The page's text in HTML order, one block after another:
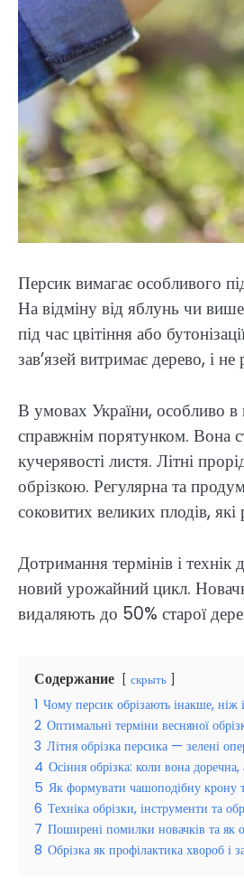
Персик вимагає особливого
На відміну від яблунь чи
під час цвітіння або
зав’язей витримає дерево, і
В умовах України, особливо в
справжнім порятунком. Вона
кучерявості листя. Літні
обрізкою. Регулярна та
соковитих великих плодів,
Дотримання термінів і
новий урожайний цикл.
видаляють до 50% старої
Содержание скрыть
1 Чому персик обрізають інакше, ніж
2 Оптимальні терміни весняної
3 Літня обрізка персика — зелені
4 Осіння обрізка: коли вона
5 Як формувати чашоподібну крону
6 Техніка обрізки, інструменти та
7 Поширені помилки новачків та
8 Обрізка як профілактика хвороб і